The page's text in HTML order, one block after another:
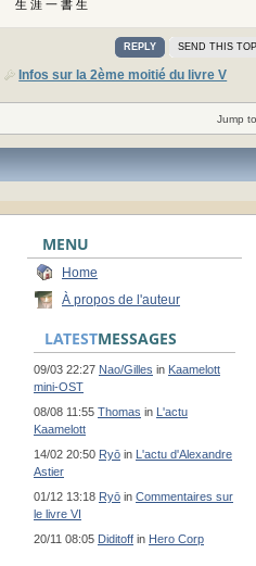
生 涯 一 書 生
REPLY SEND THIS
Infos sur la 2ème moitié du livre V
Jump
MENU
Home
À propos de l'auteur
LATESTMESSAGES
09/03 22:27 Nao/Gilles in Kaamelott
mini-OST
08/08 11:55 Thomas in L'actu
Kaamelott
14/02 20:50 Ryō in L'actu d'Alexandre
Astier
01/12 13:18 Ryō in Commentaires sur
le livre VI
20/11 08:05 Diditoff in Hero Corp